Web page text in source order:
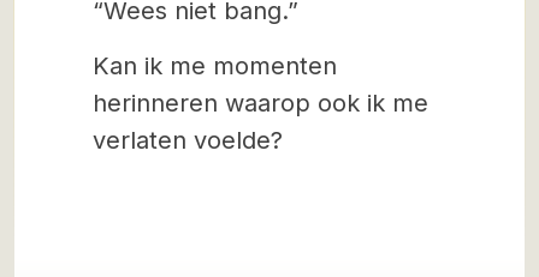
“Wees niet bang.”
Kan ik me momenten
herinneren waarop ook ik me
verlaten voelde?